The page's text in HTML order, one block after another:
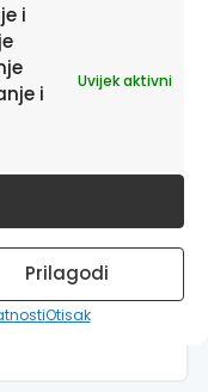
i
i
Uvijek aktivni
Prilagodi
Otisak